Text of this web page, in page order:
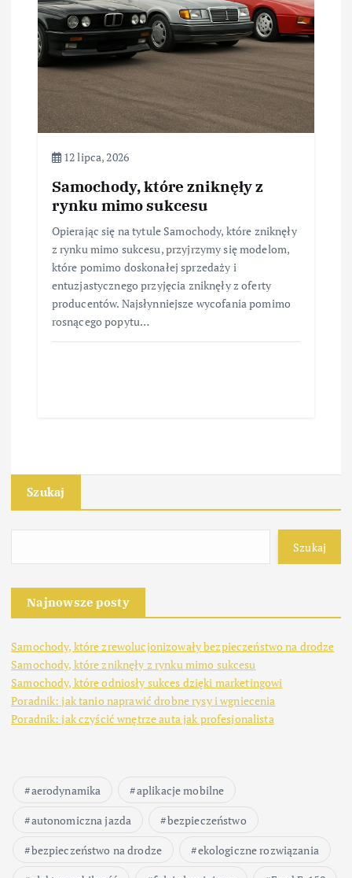
12 lipca, 2026
Samochody, które zniknęły z
rynku mimo sukcesu
Opierając się na tytule Samochody, które zniknęły
z rynku mimo sukcesu, przyjrzymy się modelom,
które pomimo doskonałej sprzedaży i
entuzjastycznego przyjęcia zniknęły z oferty
producentów. Najsłynniejsze wycofania pomimo
rosnącego popytu…
Szukaj
Szukaj
Najnowsze posty
Samochody, które zrewolucjonizowały bezpieczeństwo na drodze
Samochody, które zniknęły z rynku mimo sukcesu
Samochody, które odniosły sukces dzięki marketingowi
Poradnik: jak tanio naprawić drobne rysy i wgniecenia
Poradnik: jak czyścić wnętrze auta jak profesjonalista
aerodynamika
aplikacje mobilne
autonomiczna jazda
bezpieczeństwo
bezpieczeństwo na drodze
ekologiczne rozwiązania